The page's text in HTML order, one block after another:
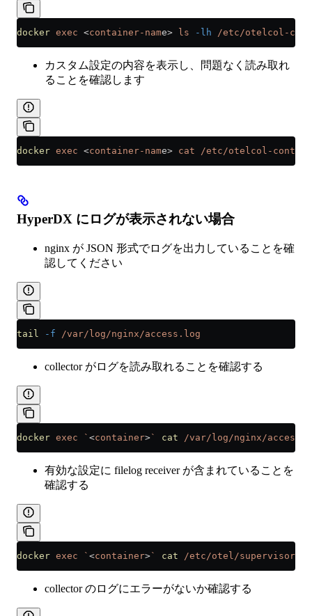
docker exec <container-name> ls -lh /etc/otelcol-
カスタム設定の内容を表示し、問題なく読み取れ
ることを確認します
docker exec <container-name> cat /etc/otelcol-
HyperDX にログが表示されない場合
nginx が JSON 形式でログを出力していることを確
認してください
tail -f /var/log/nginx/access.log
collector がログを読み取れることを確認する
docker exec ` <container>` cat /var/log/nginx/
有効な設定に filelog receiver が含まれていることを
確認する
docker exec ` <container>` cat /etc/otel/supervisor-
collector のログにエラーがないか確認する